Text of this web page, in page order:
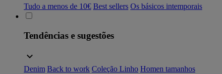
Tudo a menos de 10€ Best sellers Os básicos intemporais
Tendências e sugestões
Denim Back to work Coleção Linho Homen tamanhos